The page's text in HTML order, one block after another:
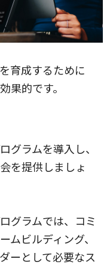
育成するために
果的です。
グラムを導入し、
を提供しましょ
グラムでは、コミ
ムビルディング、
ーとして必要なス